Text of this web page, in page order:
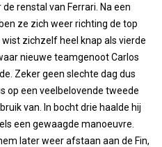
renstal van Ferrari. Na een
ze zich weer richting de top
zichzelf heel knap als vierde
nieuwe teamgenoot Carlos
Zeker geen slechte dag dus
op een veelbelovende tweede
van. In bocht drie haalde hij
een gewaagde manoeuvre.
later weer afstaan aan de Fin,